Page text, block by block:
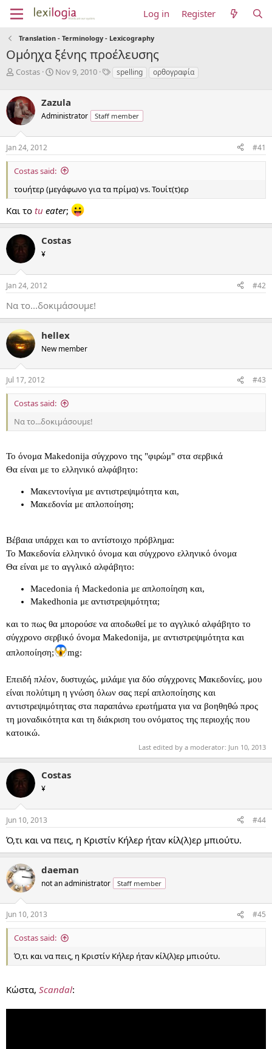
Log in Register
Translation - Terminology - Lexicography
Ομόηχα ξένης προέλευσης
T
e
a
d
s
t
a
r
e
r
Costas
S
r
t
a
e
Nov 9, 2010
Tspelling ορθογραφία
Zazula
Administrator Staff member
Jan 24, 2012 #41
Costas said:
τουήτερ (μεγάφωνο για τα πρίμα) vs. Τουίτ(τ)ερ
Και το tu eater;
Costas
¥
Jan 24, 2012 #42
Να το...δοκιμάσουμε!
hellex
New member
Jul 17, 2012 #43
Costas said:
Να το...δοκιμάσουμε!
Το όνομα Makedonija σύγχρονο της "φιρώμ" στα σερβικά
Θα είναι με το ελληνικό αλφάβητο:
Μακεντονίγια με αντιστρεψιμότητα και,
Μακεδονία με απλοποίηση;
Βέβαια υπάρχει και το αντίστοιχο πρόβλημα:
Το Μακεδονία ελληνικό όνομα και σύγχρονο ελληνικό όνομα
Θα είναι με το αγγλικό αλφάβητο:
Macedonia ή Mackedonia με απλοποίηση και,
Makedhonia με αντιστρεψιμότητα;
και το πως θα μπορούσε να αποδωθεί με το αγγλικό αλφάβητο το
σύγχρονο σερβικό όνομα Makedonija, με αντιστρεψιμότητα και
απλοποίηση;
mg:
Επειδή πλέον, δυστυχώς, μιλάμε για δύο σύγχρονες Μακεδονίες, μου
είναι πολύτιμη η γνώση όλων σας περί απλοποίησης και
αντιστρεψιμότητας στα παραπάνω ερωτήματα για να βοηθηθώ προς
τη μοναδικότητα και τη διάκριση του ονόματος της περιοχής που
κατοικώ.
Last edited by a moderator: Jun 10, 2013
Costas
¥
Jun 10, 2013 #44
Ό,τι και να πεις, η Κριστίν Κήλερ ήταν κίλ(λ)ερ μπιούτυ.
daeman
not an administrator Staff member
Jun 10, 2013 #45
Costas said:
Ό,τι και να πεις, η Κριστίν Κήλερ ήταν κίλ(λ)ερ μπιούτυ.
Κώστα, Scandal: